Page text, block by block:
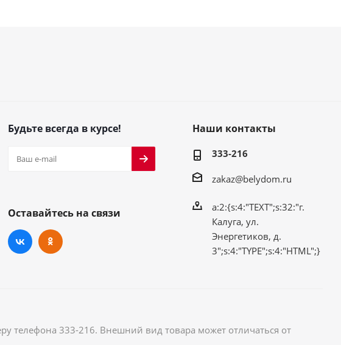
Будьте всегда в курсе!
Оставайтесь на связи
Наши контакты
333-216
zakaz@belydom.ru
a:2:{s:4:"TEXT";s:32:"г.
Калуга, ул.
Энергетиков, д.
3";s:4:"TYPE";s:4:"HTML";}
телефона 333-216. Внешний вид товара может отличаться от